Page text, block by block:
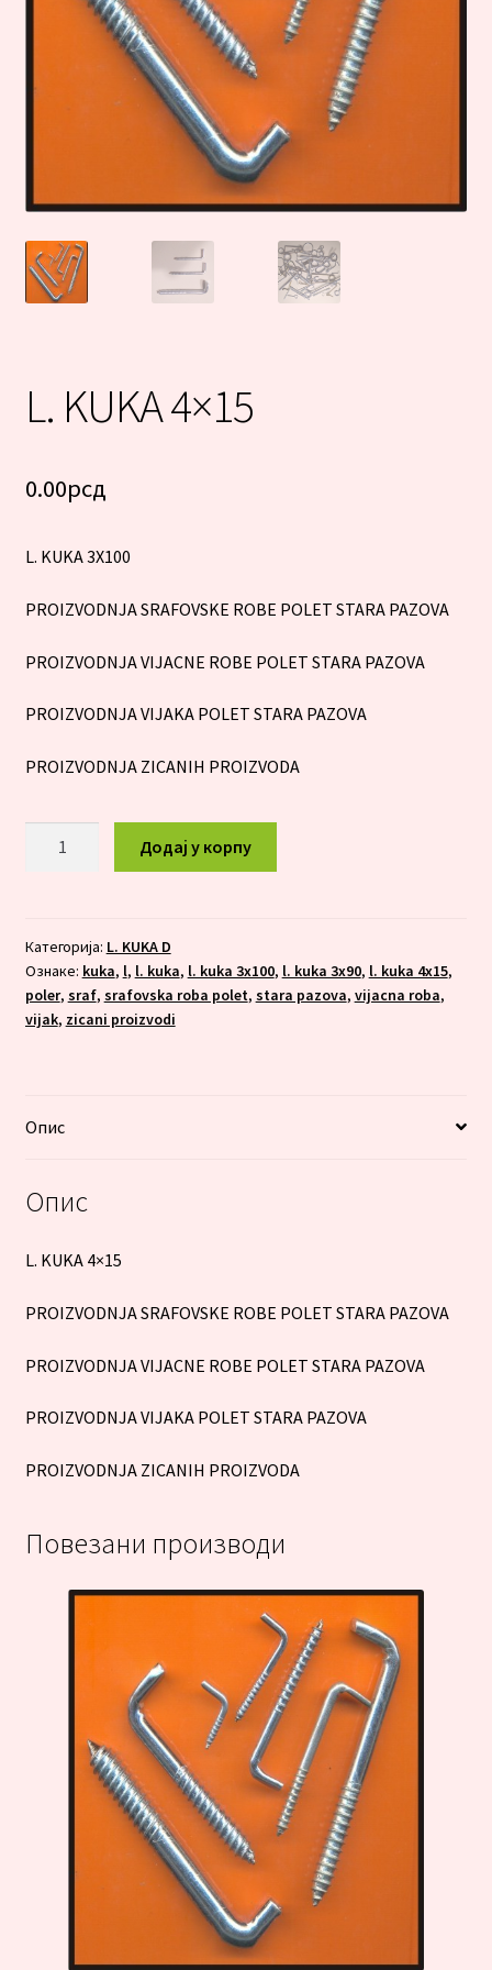
L. KUKA 4×15
0.00рсд
L. KUKA 3X100
PROIZVODNJA SRAFOVSKE ROBE POLET STARA PAZOVA
PROIZVODNJA VIJACNE ROBE POLET STARA PAZOVA
PROIZVODNJA VIJAKA POLET STARA PAZOVA
PROIZVODNJA ZICANIH PROIZVODA
Додај у корпу
Категорија: L. KUKA D
Ознаке: kuka, l, l. kuka, l. kuka 3x100, l. kuka 3x90, l. kuka 4x15,
poler, sraf, srafovska roba polet, stara pazova, vijacna roba,
vijak, zicani proizvodi
Опис
Опис
L. KUKA 4×15
PROIZVODNJA SRAFOVSKE ROBE POLET STARA PAZOVA
PROIZVODNJA VIJACNE ROBE POLET STARA PAZOVA
PROIZVODNJA VIJAKA POLET STARA PAZOVA
PROIZVODNJA ZICANIH PROIZVODA
Повезани производи